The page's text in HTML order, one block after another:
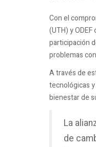
Con el
(UTH) y
participación
problemas
A través de
tecnológicas
bienestar de
La
de